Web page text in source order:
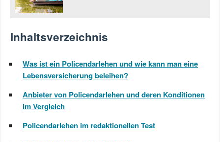
Inhaltsverzeichnis
Was ist ein Policendarlehen und wie kann man eine
Lebensversicherung beleihen?
Anbieter von Policendarlehen und deren Konditionen
im Vergleich
Policendarlehen im redaktionellen Test